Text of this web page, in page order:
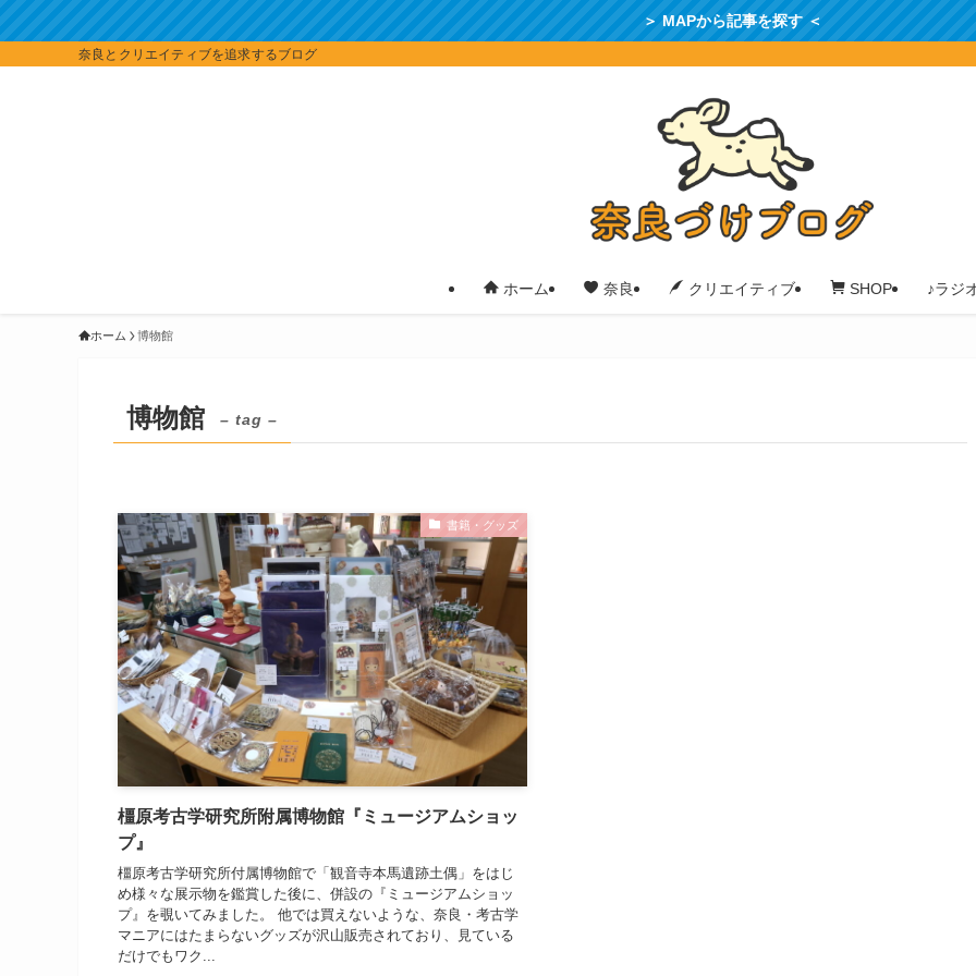
＞ MAPから記事を探す ＜
奈良とクリエイティブを追求するブログ
ホーム 奈良 クリエイティブ SHOP ♪ラジ
ホーム 博物館
博物館 – tag –
書籍・グッズ
橿原考古学研究所附属博物館『ミュージアムショッ
プ』
橿原考古学研究所付属博物館で「観音寺本馬遺跡土偶」をはじ
め様々な展示物を鑑賞した後に、併設の『ミュージアムショッ
プ』を覗いてみました。 他では買えないような、奈良・考古学
マニアにはたまらないグッズが沢山販売されており、見ている
だけでもワク...